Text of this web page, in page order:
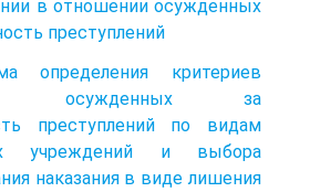
в отношении осужденных
преступлений
определения критериев
осужденных за
преступлений по видам
учреждений и выбора
наказания в виде лишения